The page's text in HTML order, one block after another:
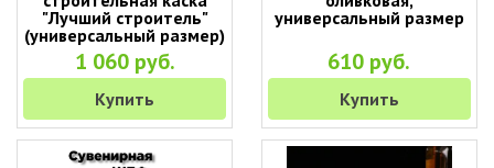
"Лучший строитель"
(универсальный размер)
1 060 руб.
Купить
универсальный размер
610 руб.
Купить